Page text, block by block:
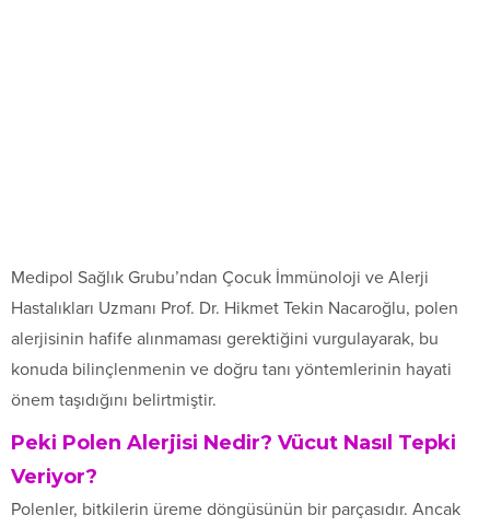
Medipol Sağlık Grubu’ndan Çocuk İmmünoloji ve Alerji
Hastalıkları Uzmanı Prof. Dr. Hikmet Tekin Nacaroğlu, polen
alerjisinin hafife alınmaması gerektiğini vurgulayarak, bu
konuda bilinçlenmenin ve doğru tanı yöntemlerinin hayati
önem taşıdığını belirtmiştir.
Peki Polen Alerjisi Nedir? Vücut Nasıl Tepki
Veriyor?
Polenler, bitkilerin üreme döngüsünün bir parçasıdır. Ancak